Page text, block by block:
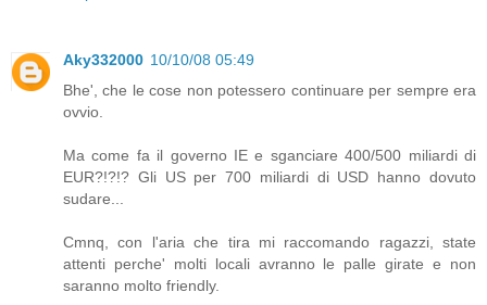
Aky332000 10/10/08 05:49
Bhe', che le cose non potessero continuare per sempre era
ovvio.
Ma come fa il governo IE e sganciare 400/500 miliardi di
EUR?!?!? Gli US per 700 miliardi di USD hanno dovuto
sudare...
Cmnq, con l'aria che tira mi raccomando ragazzi, state
attenti perche' molti locali avranno le palle girate e non
saranno molto friendly.